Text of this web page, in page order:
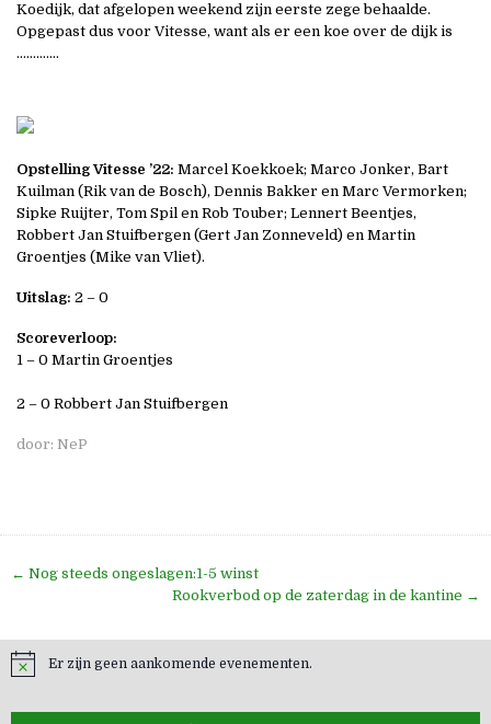
Koedijk, dat afgelopen weekend zijn eerste zege behaalde.
Opgepast dus voor Vitesse, want als er een koe over de dijk is
………….
Opstelling Vitesse ’22: Marcel Koekkoek; Marco Jonker, Bart
Kuilman (Rik van de Bosch), Dennis Bakker en Marc Vermorken;
Sipke Ruijter, Tom Spil en Rob Touber; Lennert Beentjes,
Robbert Jan Stuifbergen (Gert Jan Zonneveld) en Martin
Groentjes (Mike van Vliet).
Uitslag: 2 – 0
Scoreverloop:
1 – 0 Martin Groentjes
2 – 0 Robbert Jan Stuifbergen
door: NeP
Bericht
← Nog steeds ongeslagen:1-5 winst
Rookverbod op de zaterdag in de kantine →
Er zijn geen aankomende evenementen.